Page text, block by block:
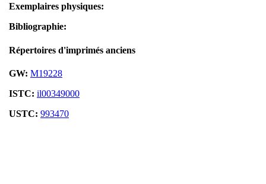
Exemplaires physiques:
Bibliographie:
Répertoires d'imprimés anciens
GW: M19228
ISTC: il00349000
USTC: 993470